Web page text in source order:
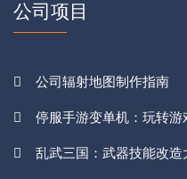
公司项目
公司辐射地图制作指南
停服手游变单机：玩转游
乱武三国：武器技能改造